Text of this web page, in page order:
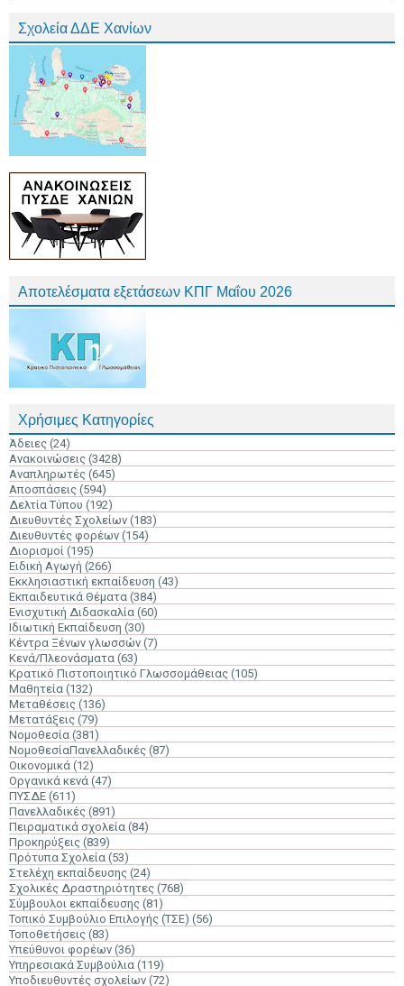
Σχολεία ΔΔΕ Χανίων
Αποτελέσματα εξετάσεων ΚΠΓ Μαΐου 2026
Χρήσιμες Κατηγορίες
Άδειες (24)
Ανακοινώσεις (3428)
Αναπληρωτές (645)
Αποσπάσεις (594)
Δελτία Τύπου (192)
Διευθυντές Σχολείων (183)
Διευθυντές φορέων (154)
Διορισμοί (195)
Ειδική Αγωγή (266)
Εκκλησιαστική εκπαίδευση (43)
Εκπαιδευτικά Θέματα (384)
Ενισχυτική Διδασκαλία (60)
Ιδιωτική Εκπαίδευση (30)
Κέντρα Ξένων γλωσσών (7)
Κενά/Πλεονάσματα (63)
Κρατικό Πιστοποιητικό Γλωσσομάθειας (105)
Μαθητεία (132)
Μεταθέσεις (136)
Μετατάξεις (79)
Νομοθεσία (381)
ΝομοθεσίαΠανελλαδικές (87)
Οικονομικά (12)
Οργανικά κενά (47)
ΠΥΣΔΕ (611)
Πανελλαδικές (891)
Πειραματικά σχολεία (84)
Προκηρύξεις (839)
Πρότυπα Σχολεία (53)
Στελέχη εκπαίδευσης (24)
Σχολικές Δραστηριότητες (768)
Σύμβουλοι εκπαίδευσης (81)
Τοπικό Συμβούλιο Επιλογής (ΤΣΕ) (56)
Τοποθετήσεις (83)
Υπεύθυνοι φορέων (36)
Υπηρεσιακά Συμβούλια (119)
Υποδιευθυντές σχολείων (72)